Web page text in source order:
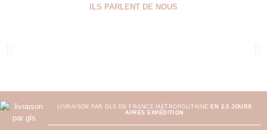
ILS PARLENT DE NOUS
LIVRAISON PAR GLS EN FRANCE MÉTROPOLITAINE EN 2-3 JOURS
APRÈS EXPÉDITION